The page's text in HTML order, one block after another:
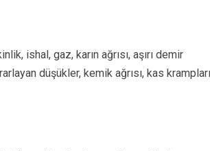
ishal, gaz, karın ağrısı, aşırı demir
düşükler, kemik ağrısı, kas krampları